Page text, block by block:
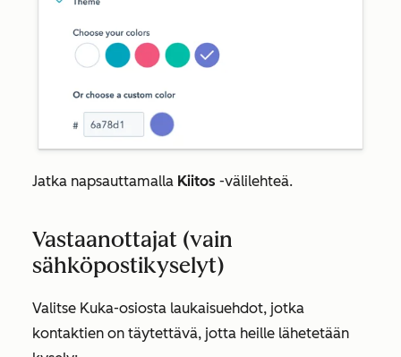
Jatka napsauttamalla Kiitos -välilehteä.
Vastaanottajat (vain
sähköpostikyselyt)
Valitse Kuka-osiosta laukaisuehdot, jotka
kontaktien on täytettävä, jotta heille lähetetään